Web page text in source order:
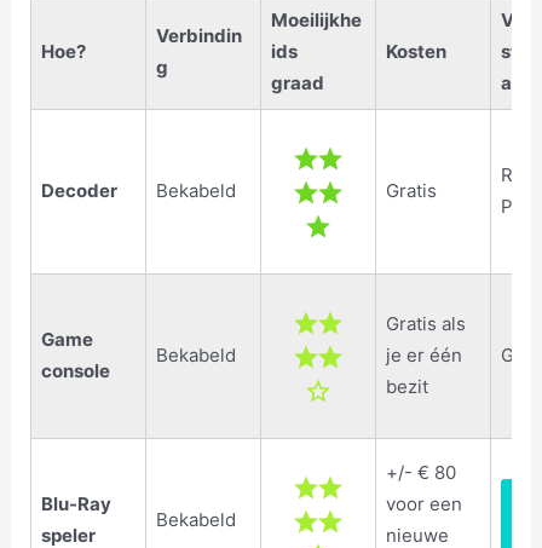
Hoe?
Verbindin
g
Moeilijkhe
ids
graad
Kosten
ste
Decoder Bekabeld Gratis
Game
console
Bekabeld
Gratis als
je er één
bezit
Blu-Ray
speler
Bekabeld
+/- € 80
voor een
nieuwe